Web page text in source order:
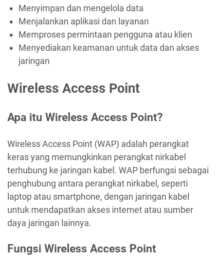
Menyimpan dan mengelola data
Menjalankan aplikasi dan layanan
Memproses permintaan pengguna atau klien
Menyediakan keamanan untuk data dan akses
jaringan
Wireless Access Point
Apa itu Wireless Access Point?
Wireless Access Point (WAP) adalah perangkat
keras yang memungkinkan perangkat nirkabel
terhubung ke jaringan kabel. WAP berfungsi sebagai
penghubung antara perangkat nirkabel, seperti
laptop atau smartphone, dengan jaringan kabel
untuk mendapatkan akses internet atau sumber
daya jaringan lainnya.
Fungsi Wireless Access Point